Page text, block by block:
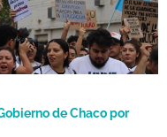
de Chaco por